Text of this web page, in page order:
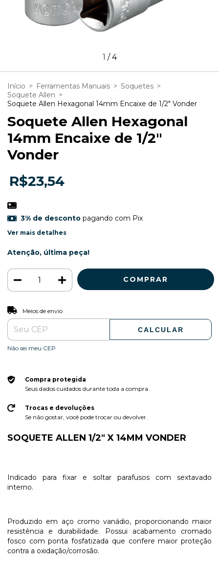
1 /4
Início > Ferramentas Manuais > Soquetes >
Soquete Allen >
Soquete Allen Hexagonal 14mm Encaixe de 1/2" Vonder
Soquete Allen Hexagonal
14mm Encaixe de 1/2"
Vonder
R$23,54
3% de descontopagando com Pix
Ver mais detalhes
Atenção, última peça!
Entregas para o CEP:
Meios de envio
CALCULAR
Não sei meu CEP
Compra protegida
Seus dados cuidados durante toda a compra.
Trocas e devoluções
Se não gostar, você pode trocar ou devolver.
SOQUETE ALLEN 1/2" X 14MM VONDER
Indicado para fixar e soltar parafusos com sextavado
interno.
Produzido em aço cromo vanádio, proporcionando maior
resistência e durabilidade. Possui acabamento cromado
fosco com ponta fosfatizada que confere maior proteção
contra a oxidação/corrosão.